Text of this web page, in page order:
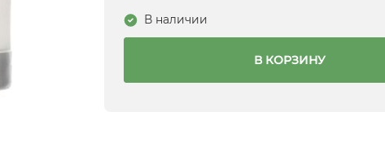
В наличии
В КОРЗИНУ